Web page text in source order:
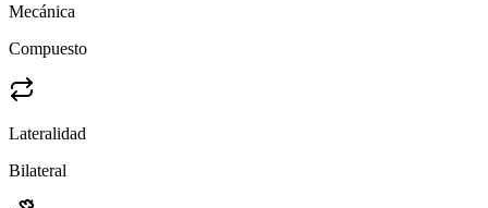
Mecánica
Compuesto
Lateralidad
Bilateral